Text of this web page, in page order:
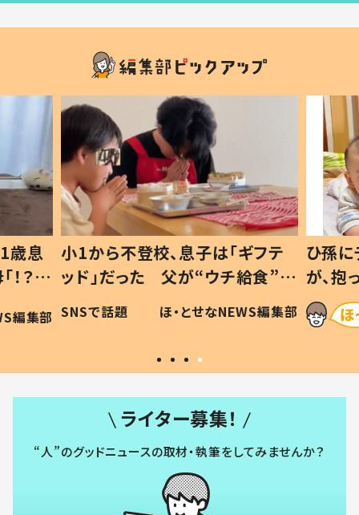
歳息
？」
編集部
小1から不登校、息子は「ギフテ
ッド」だった 父が“ウチ給食”を
作り続ける理由とは #令和の親
#令和の子
SNSで話題 ほ・とせなNEWS編集部
ひ孫
が、
「涙が
い」
ライター募集！
“人”のグッドニュースの取材・執筆をしてみませんか？